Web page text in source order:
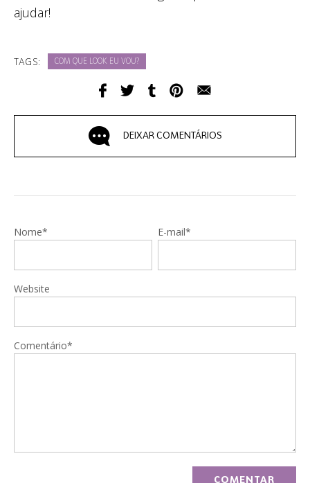
ajudar!
TAGS: COM QUE LOOK EU VOU?
DEIXAR COMENTÁRIOS
Nome* E-mail*
Website
Comentário*